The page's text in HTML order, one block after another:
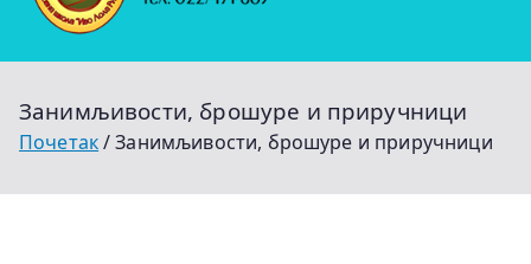
Лола
vanje-
se-
nastavl
jaju-
Занимљивости, брошуре и приручници
Почетак Занимљивости, брошуре и приручници